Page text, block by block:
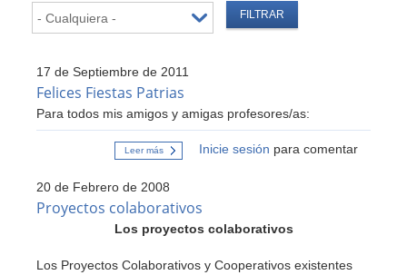
17 de Septiembre de 2011
Felices Fiestas Patrias
Para todos mis amigos y amigas profesores/as:
Leer más sobre
Felices
Patrias
Inicie sesión para comentar
20 de Febrero de 2008
Proyectos colaborativos
Los proyectos colaborativos
Los Proyectos Colaborativos y Cooperativos existentes